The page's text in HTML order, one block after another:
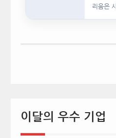
리움은
이달의 우수 기업